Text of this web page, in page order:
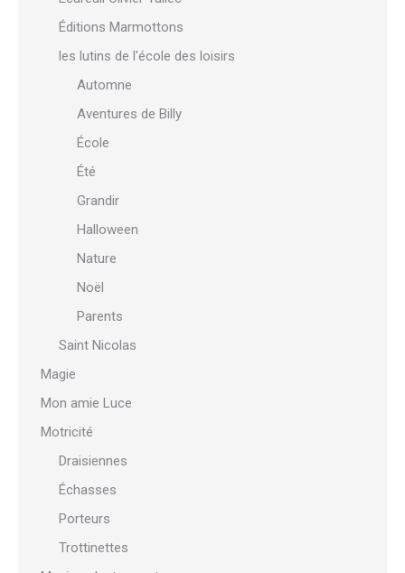
Éditions Marmottons
les lutins de l'école des loisirs
Automne
Aventures de Billy
École
Été
Grandir
Halloween
Nature
Noël
Parents
Saint Nicolas
Magie
Mon amie Luce
Motricité
Draisiennes
Échasses
Porteurs
Trottinettes